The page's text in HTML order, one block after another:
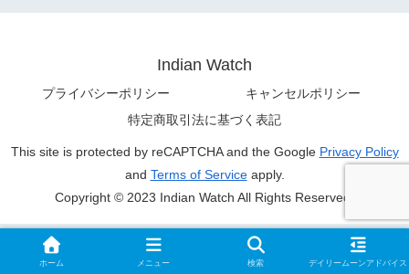
Indian Watch
プライバシーポリシー
キャンセルポリシー
特定商取引法に基づく表記
This site is protected by reCAPTCHA and the Google Privacy Policy
and Terms of Serviceapply.
Copyright © 2023 Indian Watch All Rights Reserved.
ホーム メニュー 検索 デイリームーンアドバイス